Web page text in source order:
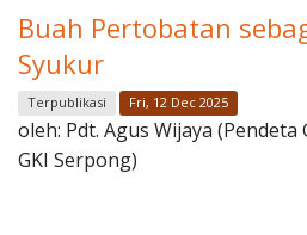
Klasis dan Jemaat
Berita Kegiatan
Fasilitas
Buah Pertobatan
Syukur
Terpublikasi Fri, 12 Dec 2025
oleh: Pdt. Agus Wijaya (Pendeta
GKI Serpong)